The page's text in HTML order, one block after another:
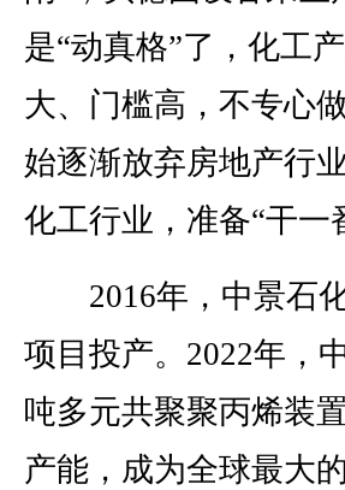
是“动真格”了，化工
大、门槛高，不专心
始逐渐放弃房地产行
化工行业，准备“干一
2016年，中景石化
项目投产。2022年，
吨多元共聚聚丙烯装
产能，成为全球最大